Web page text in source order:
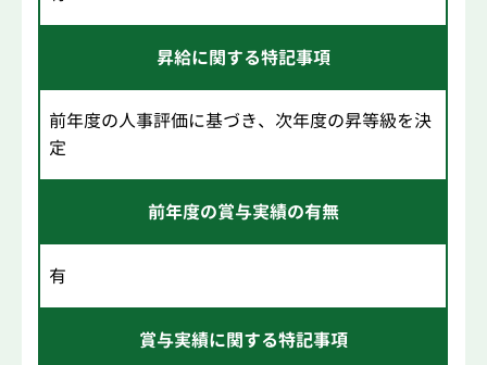
昇給に関する特記事項
前年度の人事評価に基づき、次年度の昇等級を決
定
前年度の賞与実績の有無
有
賞与実績に関する特記事項